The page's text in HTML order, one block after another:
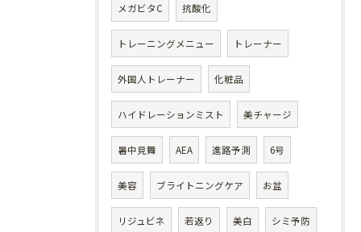
メガビタC 抗酸化
トレーニングメニュー トレーナー
外国人トレーナー 化粧品
ハイドレーションミスト 美チャージ
暑中見舞 AEA 進路予測 6号
美容 ブライトニングケア お盆
リジュビネ 若返り 美白 シミ予防